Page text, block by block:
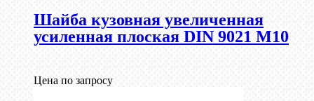
Шайба кузовная увеличенная
усиленная плоская DIN 9021 М10
Цена по запросу